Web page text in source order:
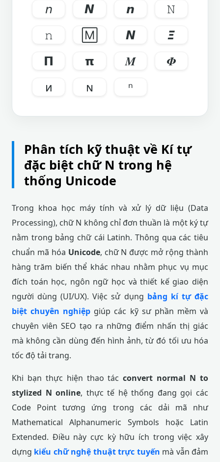
𝘯
𝙉 𝙣
𝙽
𝚗
🄼 𝞜
𝞝
𝝥
𝝿 𝜧
𝜱
ᴎ
ɴ ⁿ
Phân tích kỹ thuật về Kí tự
đặc biệt chữ N trong hệ
thống Unicode
Trong khoa học máy tính và xử lý dữ liệu (Data
Processing), chữ N không chỉ đơn thuần là một ký tự
nằm trong bảng chữ cái Latinh. Thông qua các tiêu
chuẩn mã hóa Unicode, chữ N được mở rộng thành
hàng trăm biến thể khác nhau nhằm phục vụ mục
đích toán học, ngôn ngữ học và thiết kế giao diện
người dùng (UI/UX). Việc sử dụng bảng kí tự đặc
biệt chuyên nghiệp giúp các kỹ sư phần mềm và
chuyên viên SEO tạo ra những điểm nhấn thị giác
mà không cần dùng đến hình ảnh, từ đó tối ưu hóa
tốc độ tải trang.
Khi bạn thực hiện thao tácconvert normal N to
stylized N online, thực tế hệ thống đang gọi các
Code Point tương ứng trong các dải mã như
Mathematical Alphanumeric Symbols hoặc Latin
Extended. Điều này cực kỳ hữu ích trong việc xây
dựng kiểu chữ nghệ thuật trực tuyến mà vẫn đảm